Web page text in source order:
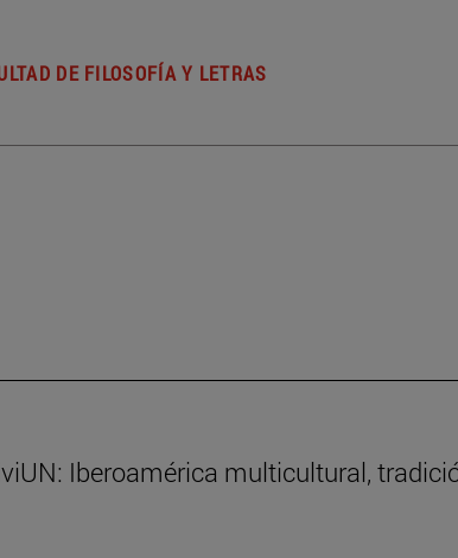
DE FILOSOFÍA Y LETRAS
Iberoamérica multicultural,